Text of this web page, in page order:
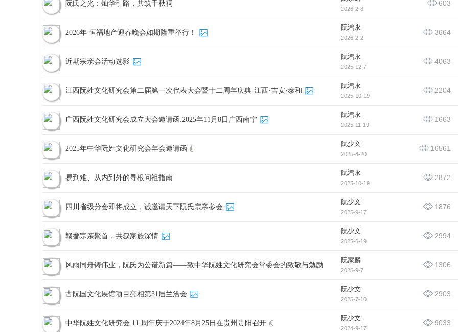
阮氏之光：灿华引路，共筑千秋祠
2026-2-8
603
2026年 恒福地产迎春晚会如期隆重举行！
阮鸿永
2026-2-2
3664
近期宗亲会活动选影
阮鸿永
2025-12-7
4063
江西阮姓文化研究会第二届第一次代表大会暨十二周年庆典-江西·吉安·泰和
阮鸿永
2025-10-19
2204
广西阮姓文化研究会成立大会邀请函.2025年11月8日广西南宁
阮鸿永
2025-11-19
1663
2025年中华阮姓文化研究会年会邀请函
阮少文
2025-4-20
16561
易到难、从内到外的寻根问祖指南
阮鸿永
2025-10-19
2872
四川省级分会即将成立，诚邀请天下阮氏宗亲参会
阮少文
2025-9-17
1876
赣鄱宗亲聚首，共叙家族深情
阮少文
2025-6-19
2994
风雨同舟铸伟业，阮氏为公谱新篇——致中华阮姓文化研究会常委会的致敬与勉励
阮家麟
2025-9-7
1306
古阮国文化展馆项目亮相第31届兰洽会
阮少文
2025-7-10
2903
中华阮姓文化研究会 11 周年庆于2024年8月25日在贵州贵阳召开
阮少文
2024-9-17
9033